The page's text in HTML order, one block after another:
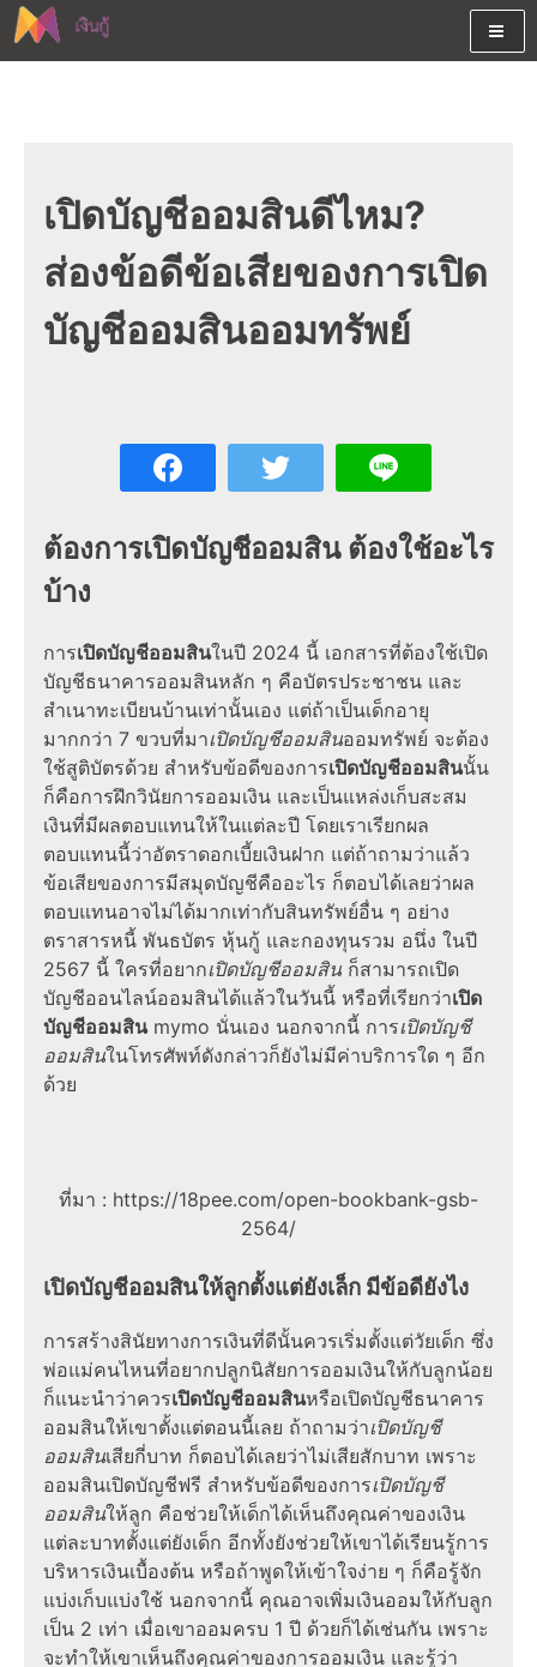
Skip
to
เงินสด และมีรีไฟแนนซ์ด้วย
เปิดบัญชีออมสินดีไหม?
ส่องข้อดีข้อเสียของการเปิด
บัญชีออมสินออมทรัพย์
ต้องการเปิดบัญชีออมสิน ต้องใช้อะไร
บ้าง
การเปิดบัญชีออมสินในปี 2024 นี้ เอกสารที่ต้องใช้เปิด
บัญชีธนาคารออมสินหลัก ๆ คือบัตรประชาชน และ
สำเนาทะเบียนบ้านเท่านั้นเอง แต่ถ้าเป็นเด็กอายุ
มากกว่า 7 ขวบที่มาเปิดบัญชีออมสินออมทรัพย์ จะต้อง
ใช้สูติบัตรด้วย สำหรับข้อดีของการเปิดบัญชีออมสินนั้น
ก็คือการฝึกวินัยการออมเงิน และเป็นแหล่งเก็บสะสม
เงินที่มีผลตอบแทนให้ในแต่ละปี โดยเราเรียกผล
ตอบแทนนี้ว่าอัตราดอกเบี้ยเงินฝาก แต่ถ้าถามว่าแล้ว
ข้อเสียของการมีสมุดบัญชีคืออะไร ก็ตอบได้เลยว่าผล
ตอบแทนอาจไม่ได้มากเท่ากับสินทรัพย์อื่น ๆ อย่าง
ตราสารหนี้ พันธบัตร หุ้นกู้ และกองทุนรวม อนึ่ง ในปี
2567 นี้ ใครที่อยากเปิดบัญชีออมสิน ก็สามารถเปิด
บัญชีออนไลน์ออมสินได้แล้วในวันนี้ หรือที่เรียกว่าเปิด
บัญชีออมสินmymo นั่นเอง นอกจากนี้ การเปิดบัญชี
ออมสินในโทรศัพท์ดังกล่าวก็ยังไม่มีค่าบริการใด ๆ อีก
ด้วย
ที่มา : https://18pee.com/open-bookbank-gsb-
2564/
เปิดบัญชีออมสินให้ลูกตั้งแต่ยังเล็ก มีข้อดียังไง
การสร้างสินัยทางการเงินที่ดีนั้นควรเริ่มตั้งแต่วัยเด็ก ซึ่ง
พ่อแม่คนไหนที่อยากปลูกนิสัยการออมเงินให้กับลูกน้อย
ก็แนะนำว่าควรเปิดบัญชีออมสินหรือเปิดบัญชีธนาคาร
ออมสินให้เขาตั้งแต่ตอนนี้เลย ถ้าถามว่าเปิดบัญชี
ออมสินเสียกี่บาท ก็ตอบได้เลยว่าไม่เสียสักบาท เพราะ
ออมสินเปิดบัญชีฟรี สำหรับข้อดีของการเปิดบัญชี
ออมสินให้ลูก คือช่วยให้เด็กได้เห็นถึงคุณค่าของเงิน
แต่ละบาทตั้งแต่ยังเด็ก อีกทั้งยังช่วยให้เขาได้เรียนรู้การ
บริหารเงินเบื้องต้น หรือถ้าพูดให้เข้าใจง่าย ๆ ก็คือรู้จัก
แบ่งเก็บแบ่งใช้ นอกจากนี้ คุณอาจเพิ่มเงินออมให้กับลูก
เป็น 2 เท่า เมื่อเขาออมครบ 1 ปี ด้วยก็ได้เช่นกัน เพราะ
จะทำให้เขาเห็นถึงคุณค่าของการออมเงิน และรู้ว่า